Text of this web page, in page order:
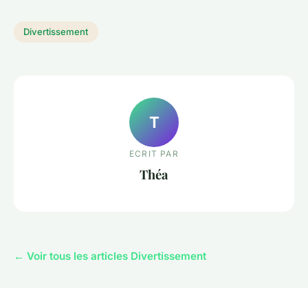
Divertissement
T
ECRIT PAR
Théa
← Voir tous les articles Divertissement